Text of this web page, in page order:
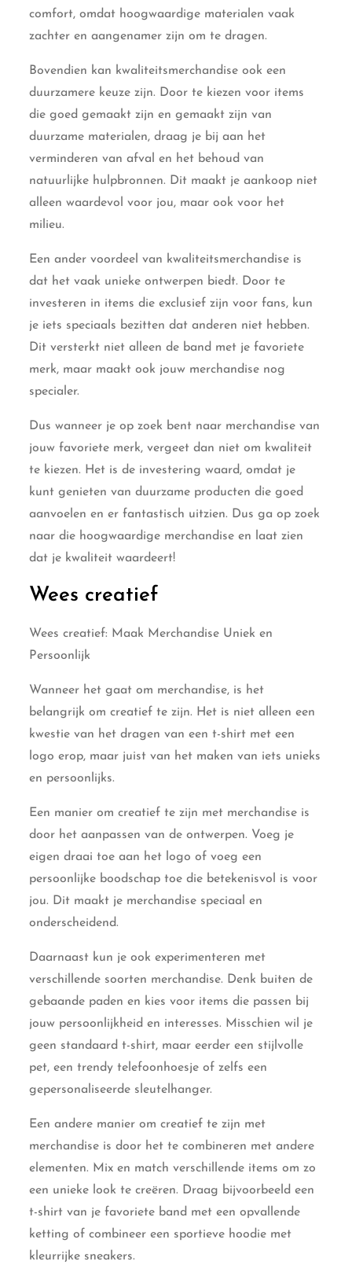
comfort, omdat hoogwaardige materialen vaak
zachter en aangenamer zijn om te dragen.
Bovendien kan kwaliteitsmerchandise ook een
duurzamere keuze zijn. Door te kiezen voor items
die goed gemaakt zijn en gemaakt zijn van
duurzame materialen, draag je bij aan het
verminderen van afval en het behoud van
natuurlijke hulpbronnen. Dit maakt je aankoop niet
alleen waardevol voor jou, maar ook voor het
milieu.
Een ander voordeel van kwaliteitsmerchandise is
dat het vaak unieke ontwerpen biedt. Door te
investeren in items die exclusief zijn voor fans, kun
je iets speciaals bezitten dat anderen niet hebben.
Dit versterkt niet alleen de band met je favoriete
merk, maar maakt ook jouw merchandise nog
specialer.
Dus wanneer je op zoek bent naar merchandise van
jouw favoriete merk, vergeet dan niet om kwaliteit
te kiezen. Het is de investering waard, omdat je
kunt genieten van duurzame producten die goed
aanvoelen en er fantastisch uitzien. Dus ga op zoek
naar die hoogwaardige merchandise en laat zien
dat je kwaliteit waardeert!
Wees creatief
Wees creatief: Maak Merchandise Uniek en
Persoonlijk
Wanneer het gaat om merchandise, is het
belangrijk om creatief te zijn. Het is niet alleen een
kwestie van het dragen van een t-shirt met een
logo erop, maar juist van het maken van iets unieks
en persoonlijks.
Een manier om creatief te zijn met merchandise is
door het aanpassen van de ontwerpen. Voeg je
eigen draai toe aan het logo of voeg een
persoonlijke boodschap toe die betekenisvol is voor
jou. Dit maakt je merchandise speciaal en
onderscheidend.
Daarnaast kun je ook experimenteren met
verschillende soorten merchandise. Denk buiten de
gebaande paden en kies voor items die passen bij
jouw persoonlijkheid en interesses. Misschien wil je
geen standaard t-shirt, maar eerder een stijlvolle
pet, een trendy telefoonhoesje of zelfs een
gepersonaliseerde sleutelhanger.
Een andere manier om creatief te zijn met
merchandise is door het te combineren met andere
elementen. Mix en match verschillende items om zo
een unieke look te creëren. Draag bijvoorbeeld een
t-shirt van je favoriete band met een opvallende
ketting of combineer een sportieve hoodie met
kleurrijke sneakers.